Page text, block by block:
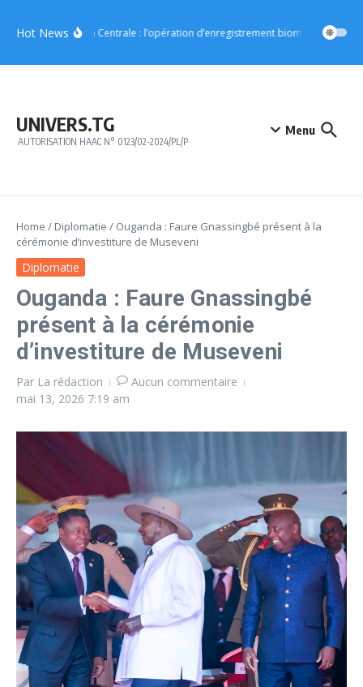
Hot NewsRégion Centrale : l’opération d’enregistrement biométrique
UNIVERS.TG
AUTORISATION HAAC N° 0123/02-2024/PL/P
Menu
Home / Diplomatie / Ouganda : Faure Gnassingbé présent à la
cérémonie d’investiture de Museveni
Diplomatie
Ouganda : Faure Gnassingbé
présent à la cérémonie
d’investiture de Museveni
Par La rédaction
Aucun commentaire
mai 13, 2026 7:19 am